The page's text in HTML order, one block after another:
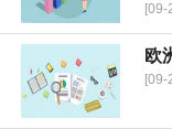
[09-
欧
[09-